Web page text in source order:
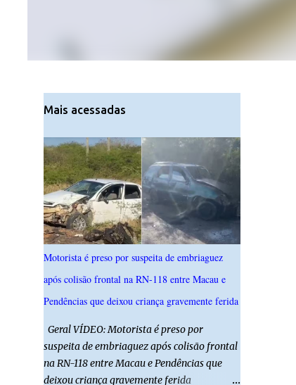
Mais acessadas
Motorista é preso por suspeita de embriaguez
após colisão frontal na RN-118 entre Macau e
Pendências que deixou criança gravemente ferida
Geral VÍDEO: Motorista é preso por
suspeita de embriaguez após colisão frontal
na RN-118 entre Macau e Pendências que
deixou criança gravemente ferida